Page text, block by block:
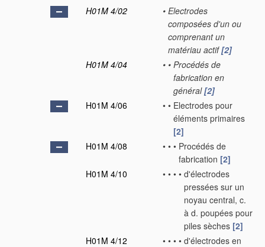
H01M 4/02
• Electrodes
composées d'un ou
comprenant un
matériau actif[2]
H01M 4/04
• • Procédés de
fabrication en
général[2]
H01M 4/06
• • Electrodes pour
éléments primaires
[2]
H01M 4/08
• • • Procédés de
fabrication [2]
H01M 4/10
• • • • d'électrodes
pressées sur un
noyau central, c.
à d. poupées pour
piles sèches [2]
H01M 4/12
• • • • d'électrodes en